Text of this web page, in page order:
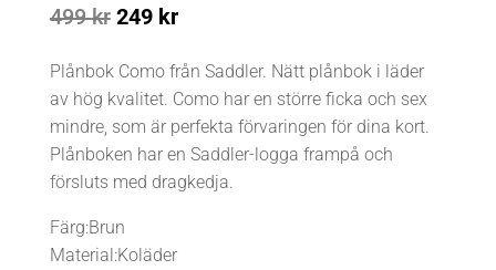
499kr Det
priset
var:
499 kr.
249 krDet
priset
är:
249 kr.
Plånbok Como från Saddler. Nätt plånbok i läder
av hög kvalitet. Como har en större ficka och sex
mindre, som är perfekta förvaringen för dina kort.
Plånboken har en Saddler-logga frampå och
försluts med dragkedja.
Färg:Brun
Material:Koläder